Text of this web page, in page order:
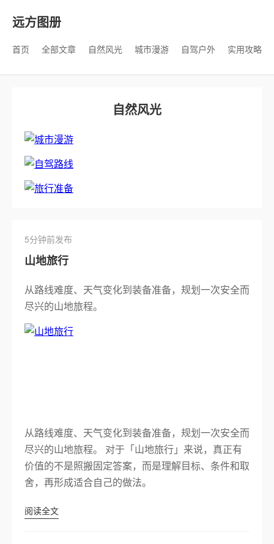
远方图册
首页 全部文章 自然风光 城市漫游 自驾户外 实用攻略
自然风光
5分钟前发布
山地旅行
从路线难度、天气变化到装备准备，规划一次安全而
尽兴的山地旅程。
从路线难度、天气变化到装备准备，规划一次安全而
尽兴的山地旅程。 对于「山地旅行」来说，真正有
价值的不是照搬固定答案，而是理解目标、条件和取
舍，再形成适合自己的做法。
阅读全文